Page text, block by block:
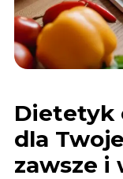
Dietetyk
dla
zawsze i